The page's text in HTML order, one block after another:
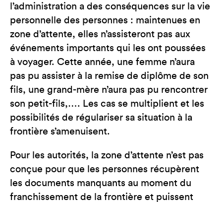
l’administration a des conséquences sur la vie
personnelle des personnes : maintenues en
zone d’attente, elles n’assisteront pas aux
événements importants qui les ont poussées
à voyager. Cette année, une femme n’aura
pas pu assister à la remise de diplôme de son
fils, une grand-mère n’aura pas pu rencontrer
son petit-fils,…. Les cas se multiplient et les
possibilités de régulariser sa situation à la
frontière s’amenuisent.
Pour les autorités, la zone d’attente n’est pas
conçue pour que les personnes récupèrent
les documents manquants au moment du
franchissement de la frontière et puissent